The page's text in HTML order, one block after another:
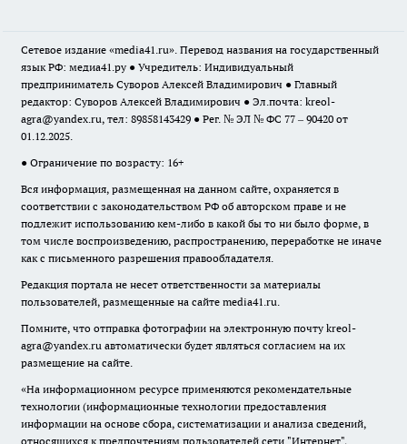
Сетевое издание «media41.ru». Перевод названия на государственный
язык РФ: медиа41.ру ● Учредитель: Индивидуальный
предприниматель Суворов Алексей Владимирович ● Главный
редактор: Суворов Алексей Владимирович ● Эл.почта: kreol-
agra@yandex.ru, тел: 89858143429 ● Рег. № ЭЛ № ФС 77 – 90420 от
01.12.2025.
● Ограничение по возрасту: 16+
Вся информация, размещенная на данном сайте, охраняется в
соответствии с законодательством РФ об авторском праве и не
подлежит использованию кем-либо в какой бы то ни было форме, в
том числе воспроизведению, распространению, переработке не иначе
как с письменного разрешения правообладателя.
Редакция портала не несет ответственности за материалы
пользователей, размещенные на сайте media41.ru.
Помните, что отправка фотографии на электронную почту kreol-
agra@yandex.ru автоматически будет являться согласием на их
размещение на сайте.
«На информационном ресурсе применяются рекомендательные
технологии (информационные технологии предоставления
информации на основе сбора, систематизации и анализа сведений,
относящихся к предпочтениям пользователей сети "Интернет",